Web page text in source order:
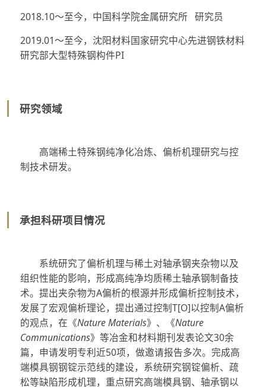
2018.10～至今，中国科学院金属研究所 研究员
2019.01～至今，沈阳材料国家研究中心先进钢铁材料
研究部大型特殊钢构件PI
研究领域
高端稀土特殊钢纯净化冶炼、偏析机理研究与控
制技术研发。
承担科研项目情况
系统研究了偏析机理与稀土对轴承钢夹杂物以及
组织性能的影响，形成高纯净均质稀土轴承钢制备技
术。提出夹杂物为A偏析的根源并形成偏析控制技术，
发展了宏观偏析理论，提出通过控制T[O]以控制A偏析
的观点，在《Nature Materials》、《Nature
Communications》等冶金和材料期刊发表论文30余
篇，申请发明专利近50项，做邀请报告多次。完成高
端模具钢钢锭示范线的建设，系统研究钢锭偏析、疏
松等缺陷形成机理，重点研究高端模具钢、轴承钢以